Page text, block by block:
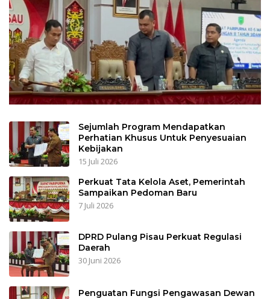
Sejumlah Program Mendapatkan
Perhatian Khusus Untuk Penyesuaian
Kebijakan
15 Juli 2026
Perkuat Tata Kelola Aset, Pemerintah
Sampaikan Pedoman Baru
7 Juli 2026
DPRD Pulang Pisau Perkuat Regulasi
Daerah
30 Juni 2026
Penguatan Fungsi Pengawasan Dewan